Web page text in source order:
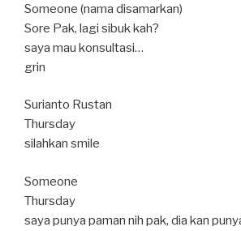
p o
k
Someone (nama disamarkan)
Sore Pak, lagi sibuk kah?
saya mau konsultasi…
grin
Surianto Rustan
Thursday
silahkan smile
Someone
Thursday
saya punya paman nih pak, dia kan